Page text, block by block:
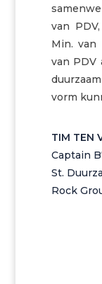
van
Min.
van PDV
vorm
TIM TEN
Captain
St.
Rock